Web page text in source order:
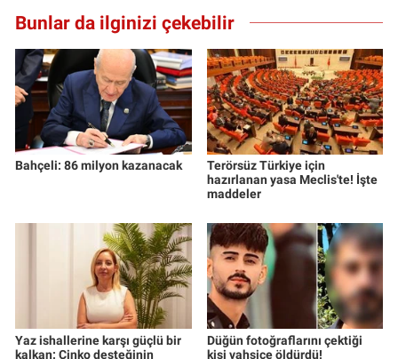
Bunlar da ilginizi çekebilir
Bahçeli: 86 milyon kazanacak
Terörsüz Türkiye için
hazırlanan yasa Meclis'te! İşte
maddeler
Yaz ishallerine karşı güçlü bir
kalkan: Çinko desteğinin
Düğün fotoğraflarını çektiği
kişi vahşice öldürdü!
Canlı Yayın